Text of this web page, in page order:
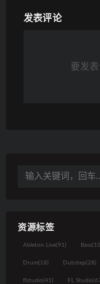
发表评论
要发
资源标签
Ableton Live(91) Bass(10)
Drum(18) Dubstep(28)
flstudio(41) FL Studio